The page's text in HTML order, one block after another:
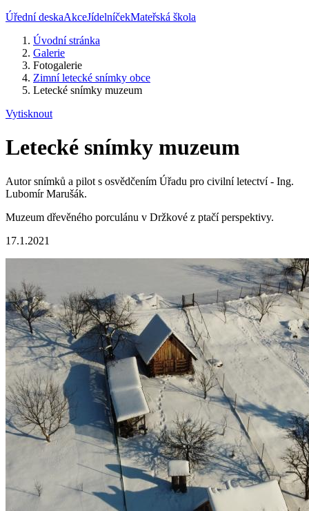
Úřední deskaAkceJídelníčekMateřská škola
Úvodní stránka
Galerie
Fotogalerie
Zimní letecké snímky obce
Letecké snímky muzeum
Vytisknout
Letecké snímky muzeum
Autor snímků a pilot s osvědčením Úřadu pro civilní letectví - Ing.
Lubomír Marušák.
Muzeum dřevěného porculánu v Držkové z ptačí perspektivy.
17.1.2021